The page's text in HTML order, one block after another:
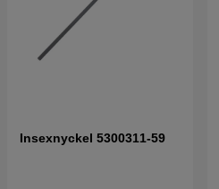
Insexnyckel 5300311-59